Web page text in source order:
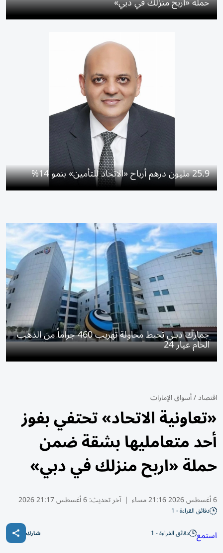
25.9 مليون درهم أرباح «الاتحاد للتأمين» بنمو 14%
جمارك دبـي تحبط محاولة تهريب 460 جراماً من الذهب
الخام عيار 24
اقتصاد/أسواق الإمارات
«تعاونية الاتحاد» تحتفي بفوز
أحد متعامليها بشقة ضمن
حملة «اربح منزلك في دبي»
6 أغسطس 2026 21:16 مساء | آخر تحديث:6 أغسطس 21:17 2026
دقائق القراءة - 1
استمع دقائق القراءة - 1 شارك